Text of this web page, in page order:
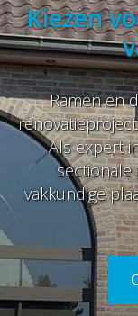
Kiezen
Ramen en
Als expert
sectionale
vakkundige